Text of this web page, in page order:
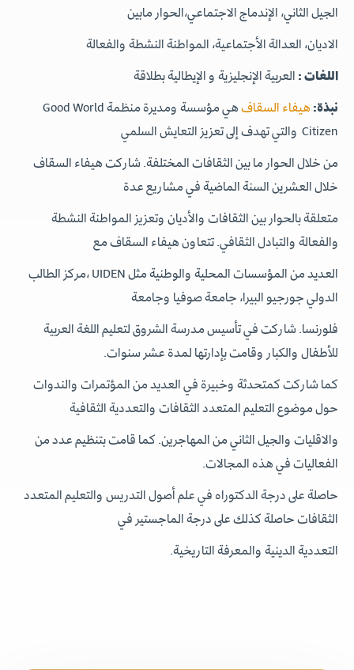
الجيل الثاني، الإندماج الاجتماعي،الحوار مابين
الاديان، العدالة الأجتماعية، المواطنة النشطة والفعالة
اللغات :العربية الإنجليزية و الإيطالية بطلاقة
نبذة:هيفاء السقاف
هي مؤسسة ومديرة منظمة Good World
Citizen والتي تهدف إلى تعزيز التعايش السلمي
من خلال الحوار ما بين الثقافات المختلفة. شاركت هيفاء السقاف
خلال العشرين السنة الماضية في مشاريع عدة
متعلقة بالحوار بين الثقافات والأديان وتعزيز المواطنة النشطة
والفعالة والتبادل الثقافي. تتعاون هيفاء السقاف مع
العديد من المؤسسات المحلية والوطنية مثل UIDEN ،مركز الطالب
الدولي جورجيو البيرا، جامعة صوفيا وجامعة
فلورنسا. شاركت في تأسيس مدرسة الشروق لتعليم اللغة العربية
للأطفال والكبار وقامت بإدارتها لمدة عشر سنوات.
كما شاركت كمتحدثة وخبيرة في العديد من المؤتمرات والندوات
حول موضوع التعليم المتعدد الثقافات والتعددية الثقافية
والاقليات والجيل الثاني من المهاجرين. كما قامت بتنظيم عدد من
الفعاليات في هذه المجالات.
حاصلة على درجة الدكتوراه في علم أصول التدريس والتعليم المتعدد
الثقافات حاصلة كذلك على درجة الماجستير في
التعددية الدينية والمعرفة التاريخية.